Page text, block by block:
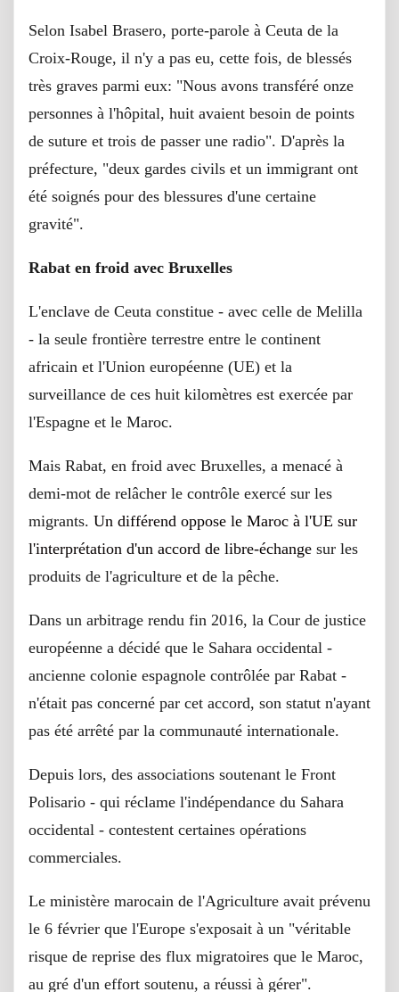
Selon Isabel Brasero, porte-parole à Ceuta de la
Croix-Rouge, il n'y a pas eu, cette fois, de blessés
très graves parmi eux: "Nous avons transféré onze
personnes à l'hôpital, huit avaient besoin de points
de suture et trois de passer une radio". D'après la
préfecture, "deux gardes civils et un immigrant ont
été soignés pour des blessures d'une certaine
gravité".
Rabat en froid avec Bruxelles
L'enclave de Ceuta constitue - avec celle de Melilla
- la seule frontière terrestre entre le continent
africain et l'Union européenne (UE) et la
surveillance de ces huit kilomètres est exercée par
l'Espagne et le Maroc.
Mais Rabat, en froid avec Bruxelles, a menacé à
demi-mot de relâcher le contrôle exercé sur les
migrants. Un différend oppose le Maroc à l'UE sur
l'interprétation d'un accord de libre-échange sur les
produits de l'agriculture et de la pêche.
Dans un arbitrage rendu fin 2016, la Cour de justice
européenne a décidé que le Sahara occidental -
ancienne colonie espagnole contrôlée par Rabat -
n'était pas concerné par cet accord, son statut n'ayant
pas été arrêté par la communauté internationale.
Depuis lors, des associations soutenant le Front
Polisario - qui réclame l'indépendance du Sahara
occidental - contestent certaines opérations
commerciales.
Le ministère marocain de l'Agriculture avait prévenu
le 6 février que l'Europe s'exposait à un "véritable
risque de reprise des flux migratoires que le Maroc,
au gré d'un effort soutenu, a réussi à gérer".